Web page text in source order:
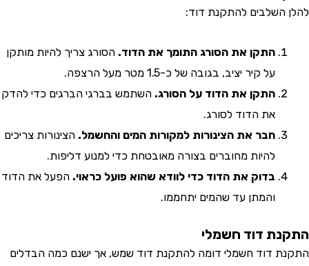
להתקנת דוד:
התקן את הסורג התומך את הדוד.הסורג צריך להיות מותקן
על קיר יציב, בגובה של כ-1.5 מטר מעל הרצפה.
התקן את הדוד על הסורג.השתמש בברגי הברגים כדי להדק
את הדוד לסורג.
חבר את הצינורות למקורות המים והחשמל.הצינורות צריכים
להיות מחוברים בצורה מאובטחת כדי למנוע דליפות.
בדוק את הדוד כדי לוודא שהוא פועל כראוי.הפעל את הדוד
והמתן עד שהמים יתחממו.
דוד חשמלי
דוד חשמלי דומה להתקנת דוד שמש, אך ישנם כמה הבדלים